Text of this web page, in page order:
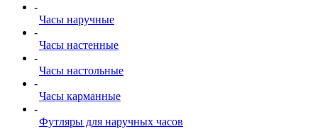
-
Часы наручные
-
Часы настенные
-
Часы настольные
-
Часы карманные
-
Футляры для наручных часов